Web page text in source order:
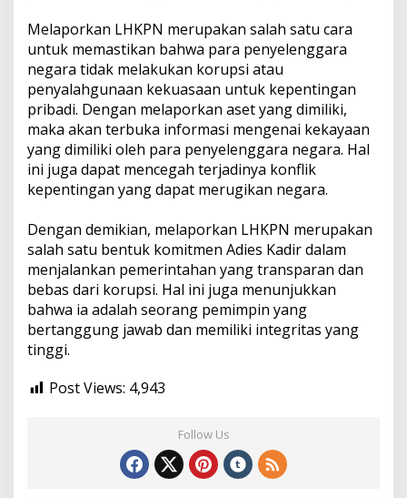
Melaporkan LHKPN merupakan salah satu cara
untuk memastikan bahwa para penyelenggara
negara tidak melakukan korupsi atau
penyalahgunaan kekuasaan untuk kepentingan
pribadi. Dengan melaporkan aset yang dimiliki,
maka akan terbuka informasi mengenai kekayaan
yang dimiliki oleh para penyelenggara negara. Hal
ini juga dapat mencegah terjadinya konflik
kepentingan yang dapat merugikan negara.
Dengan demikian, melaporkan LHKPN merupakan
salah satu bentuk komitmen Adies Kadir dalam
menjalankan pemerintahan yang transparan dan
bebas dari korupsi. Hal ini juga menunjukkan
bahwa ia adalah seorang pemimpin yang
bertanggung jawab dan memiliki integritas yang
tinggi.
Post Views: 4,943
Follow Us